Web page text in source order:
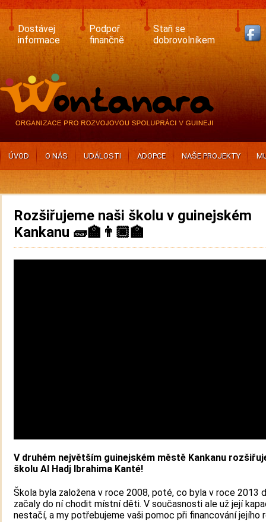
Skip
main
content
Dostávej
informace
Podpoř
finančně
Staň se
dobrovolníkem
ÚVOD O NÁS UDÁLOSTI ADOPCE NAŠE PROJEKTY
Rozšiřujeme naši školu v guinejském
Kankanu 🧱🏫👨🏿‍🏫
V druhém největším guinejském městě Kankanu
školu Al Hadj Ibrahima Kanté!
Škola byla založena v roce 2008, poté, co byla v roce 2013
začaly do ní chodit místní děti. V současnosti ale už její
nestačí, a my potřebujeme vaši pomoc při financování jejího